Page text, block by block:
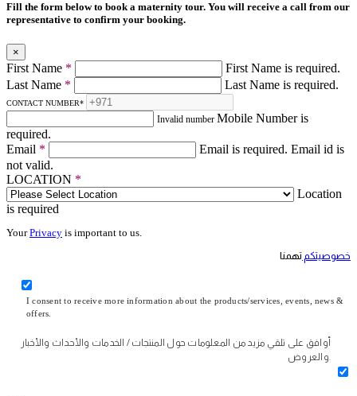
Fill the form below to book a maternity tour. You will receive a call from our
representative to confirm your booking.
×
First Name *
First Name is required.
Last Name * Last Name is required.
CONTACT NUMBER*
Invalid number Mobile Number is
required.
Email * Email is required. Email id is
not valid.
LOCATION *
Location
is required
YourPrivacy is important to us.
خصوصيتكم تهمنا
I consent to receive more information about the products/services, events, news &
offers.
أوافق على تلقي مزيد من المعلومات حول المنتجات / الخدمات والأحداث والأخبار
والعروض.